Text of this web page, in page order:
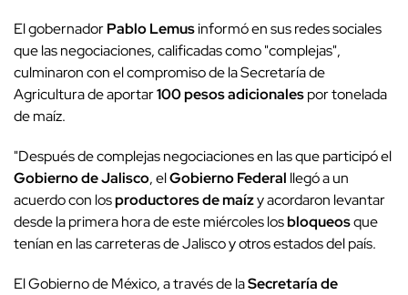
El gobernadorPablo Lemusinformó en sus redes sociales
que las negociaciones, calificadas como "complejas",
culminaron con el compromiso de la Secretaría de
Agricultura de aportar100 pesos adicionalespor tonelada
de maíz.
"Después de complejas negociaciones en las que participó el
Gobierno de Jalisco, elGobierno Federal llegó a un
acuerdo con losproductores de maízy acordaron levantar
desde la primera hora de este miércoles losbloqueosque
tenían en las carreteras de Jalisco y otros estados del país.
El Gobierno de México, a través de laSecretaría de